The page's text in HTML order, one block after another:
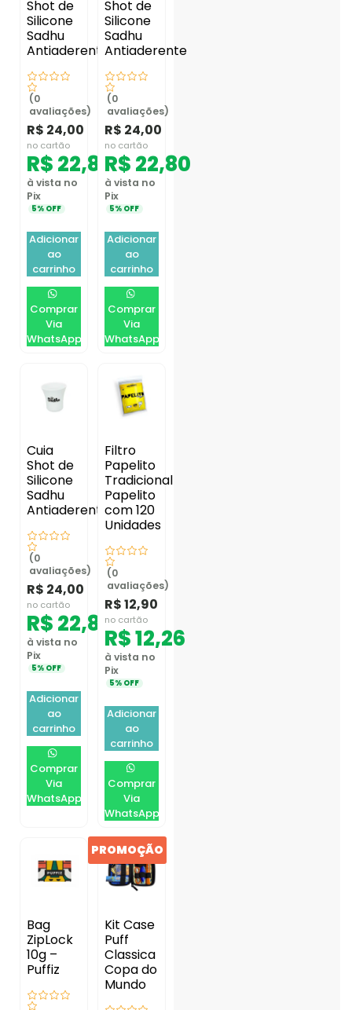
Shot de
Silicone
Sadhu
Antiaderente
(0
avaliações)
R$ 24,00
no cartão
R$22,80
à vista no
Pix
5% OFF
Adicionar
ao
carrinho
Comprar
Via
WhatsApp
Shot de
Silicone
Sadhu
Antiaderente
(0
avaliações)
R$ 24,00
no cartão
R$22,80
à vista no
Pix
5% OFF
Adicionar
ao
carrinho
Comprar
Via
WhatsApp
Cuia
Shot de
Silicone
Sadhu
Antiaderente
(0
avaliações)
R$ 24,00
no cartão
R$22,80
à vista no
Pix
5% OFF
Adicionar
ao
carrinho
Comprar
Via
WhatsApp
Filtro
Papelito
Tradicional
Papelito
com 120
Unidades
(0
avaliações)
R$12,90
no cartão
R$12,26
à vista no
Pix
5% OFF
Adicionar
ao
carrinho
Comprar
Via
WhatsApp
Bag
ZipLock
10g –
Puffiz
PROMOÇÃO
Kit Case
Puff
Classica
Copa do
Mundo